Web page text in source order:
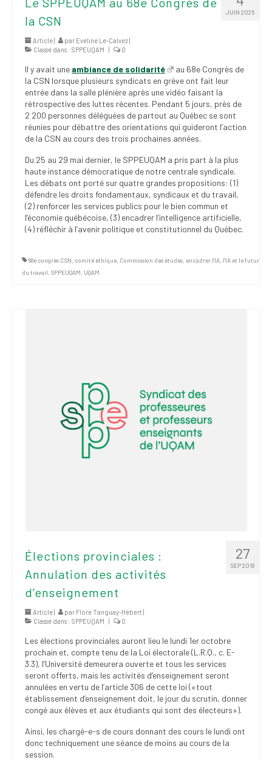
JUIN 2026
la CSN
Article | par Eveline Le-Calvez|
Classé dans : SPPEUQAM | 0
Il y avait uneambiance de solidarité
au 68e Congrès de
la CSN lorsque plusieurs syndicats en grève ont fait leur
entrée dans la salle plénière après une vidéo faisant la
rétrospective des luttes récentes. Pendant 5 jours, près de
2 200 personnes déléguées de partout au Québec se sont
réunies pour débattre des orientations qui guideront l’action
de la CSN au cours des trois prochaines années.
Du 25 au 29 mai dernier, le SPPEUQAM a pris part à la plus
haute instance démocratique de notre centrale syndicale.
Les débats ont porté sur quatre grandes propositions: (1)
défendre les droits fondamentaux, syndicaux et du travail,
(2) renforcer les services publics pour le bien commun et
l’économie québécoise, (3) encadrer l’intelligence artificielle,
(4) réfléchir à l’avenir politique et constitutionnel du Québec.
68e congrès CSN, comité éthique, Commission des études, encadrer l'IA, l'IA et le futur
du travail, SPPEUQAM, UQAM
27
SEP 2018
Élections provinciales :
Annulation des activités
d’enseignement
Article | par Flore Tanguay-Hébert |
Classé dans : SPPEUQAM | 0
Les élections provinciales auront lieu le lundi 1er octobre
prochain et, compte tenu de la Loi électorale (L.R.Q., c. E-
3.3), l’Université demeurera ouverte et tous les services
seront offerts, mais les activités d’enseignement seront
annulées en vertu de l’article 306 de cette loi («tout
établissement d’enseignement doit, le jour du scrutin, donner
congé aux élèves et aux étudiants qui sont des électeurs»).
Ainsi, les chargé-e-s de cours donnant des cours le lundi ont
donc techniquement une séance de moins au cours de la
session.